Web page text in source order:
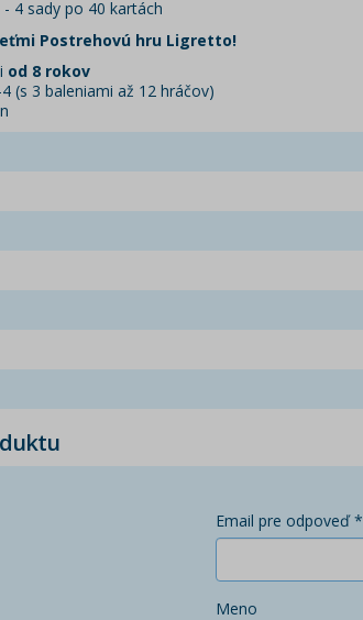
4 sady po 40 kartách
Postrehovú hru Ligretto!
od 8 rokov
(s 3 baleniami až 12 hráčov)
Email pre odpoveď *
Meno